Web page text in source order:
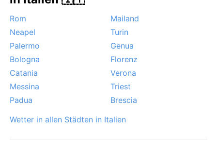
für Abkühlung sorgt. Schnee ist eine Seltenheit, aber
Nebel über der Küste tritt im Spätherbst auf. Die
Ghibli-Winde aus Nordafrika bringen manchmal Staub
und Wärme. Insgesamt ist Bari ein Reiseziel für
Sonnenanbeter, die auch das karge, von der Sonne
gebleichte Inland schätzen.
Rom
Mailand
Neapel
Turin
Palermo
Genua
Bologna
Florenz
Catania
Verona
Messina
Triest
Padua
Brescia
Wetter in allen Städten in Italien